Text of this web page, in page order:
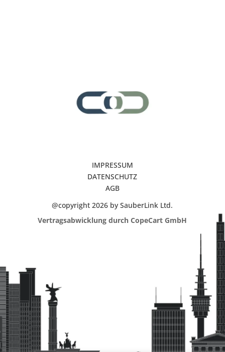
IMPRESSUM
DATENSCHUTZ
AGB
@copyright 2026 by SauberLink Ltd.
Vertragsabwicklung durch CopeCart GmbH